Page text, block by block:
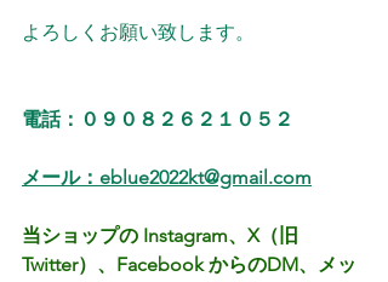
よろしくお願い致します。
電話：０９０８２６２１０５２
メール：eblue2022kt@gmail.com
当ショップの Instagram、X（旧
Twitter）、Facebook からのDM、メッ